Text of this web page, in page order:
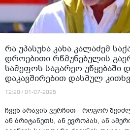
რა უპასუხა კახა კალაძემ
დროებითი რწმუნებულის
სამეფოს საგარეო უწყებაში
დაკავშირებით დასმულ
12:20 / 01-07-2025
ჩვენ არავის ვერჩით - როგორ
ან ბრიტანეთს, ან ევროპას, ან